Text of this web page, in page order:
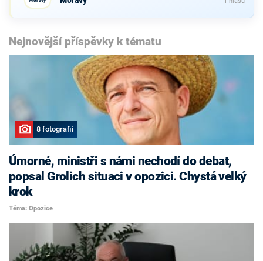
Nejnovější příspěvky k tématu
8 fotografií
Úmorné, ministři s námi nechodí do debat,
popsal Grolich situaci v opozici. Chystá velký
krok
Téma: Opozice